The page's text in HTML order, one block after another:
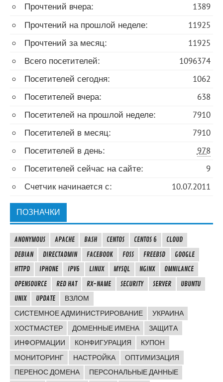
1389
Прочтений вчера:
11925
Прочтений на прошлой неделе:
11925
Прочтений за месяц:
1096374
Всего посетителей:
1062
Посетителей сегодня:
638
Посетителей вчера:
7910
Посетителей на прошлой неделе:
7910
Посетителей в месяц:
978
Посетителей в день:
9
Посетителей сейчас на сайте:
10.07.2011
Счетчик начинается с:
ПОЗНАЧКИ
ANONYMOUS APACHE BASH CENTOS CENTOS 6
CLOUD
DEBIAN
DIRECTADMIN FACEBOOK FOSS FREEBSD
GOOGLE
HTTPD
IPHONE IPV6 LINUX MYSQL NGINX
OMNILANCE
OPENSOURCE
RED HAT RX-NAME SECURITY SERVER
UBUNTU
UNIX
UPDATE
ВЗЛОМ
СИСТЕМНОЕ АДМИНИСТРИРОВАНИЕ
УКРАИНА
ХОСТМАСТЕР
ДОМЕННЫЕ ИМЕНА
ЗАЩИТА
ИНФОРМАЦИИ
КОНФИГУРАЦИЯ
КУПОН
МОНИТОРИНГ
НАСТРОЙКА
ОПТИМИЗАЦИЯ
ПЕРЕНОС ДОМЕНА
ПЕРСОНАЛЬНЫЕ ДАННЫЕ